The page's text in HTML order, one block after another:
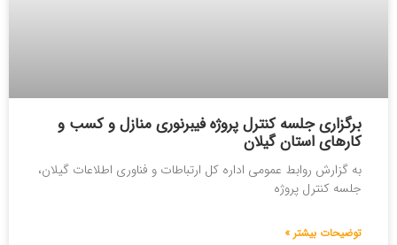
برگزاری جلسه کنترل پروژه فیبرنوری منازل و کسب و
کارهای استان گیلان
به گزارش روابط عمومی اداره کل ارتباطات و فناوری اطلاعات گیلان،
جلسه کنترل پروژه
توضیحات بیشتر »